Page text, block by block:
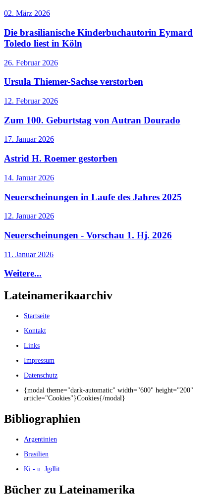
02. März 2026
Die brasilianische Kinderbuchautorin Eymard
Toledo liest in Köln
26. Februar 2026
Ursula Thiemer-Sachse verstorben
12. Februar 2026
Zum 100. Geburtstag von Autran Dourado
17. Januar 2026
Astrid H. Roemer gestorben
14. Januar 2026
Neuerscheinungen in Laufe des Jahres 2025
12. Januar 2026
Neuerscheinungen - Vorschau 1. Hj. 2026
11. Januar 2026
Weitere...
Lateinamerikaarchiv
Startseite
Kontakt
Links
Impressum
Datenschutz
{modal theme="dark-automatic" width="600" height="200"
article="Cookies"}Cookies{/modal}
Bibliographien
Argentinien
Brasilien
Ki.- u. Jgdlit.
Bücher zu Lateinamerika